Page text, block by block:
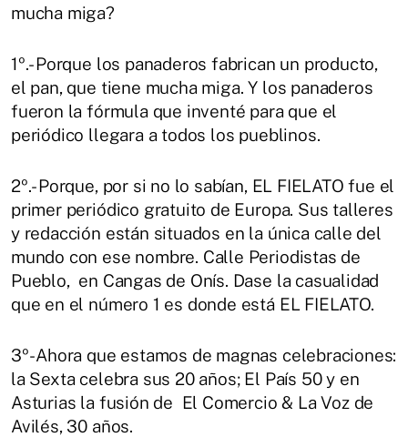
mucha miga?
1º.- Porque los panaderos fabrican un producto,
el pan, que tiene mucha miga. Y los panaderos
fueron la fórmula que inventé para que el
periódico llegara a todos los pueblinos.
2º.- Porque, por si no lo sabían, EL FIELATO fue el
primer periódico gratuito de Europa. Sus talleres
y redacción están situados en la única calle del
mundo con ese nombre. Calle Periodistas de
Pueblo, en Cangas de Onís. Dase la casualidad
que en el número 1 es donde está EL FIELATO.
3º- Ahora que estamos de magnas celebraciones:
la Sexta celebra sus 20 años; El País 50 y en
Asturias la fusión de El Comercio & La Voz de
Avilés, 30 años.